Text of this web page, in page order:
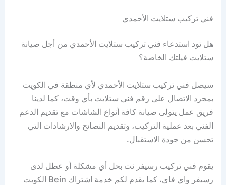
فني تركيب ستلايت الأحمدي
هل تود استدعاء فني تركيب ستلايت الأحمدي من أجل صيانة
ستلايت فيلتك الخاصة؟
سيصل فني تركيب ستلايت الأحمدي لأي منطقة في الكويت
بمجرد الاتصال على رقم فني ستلايت بأي وقت، كما لدينا
فريق عمل يتولى صيانة كافة أنواع الشاشات مع تقديم الدعم
الفني بعد عملية التركيب، وتقديم النصائح والارشادات التي
تحسن من جودة الاستقبال.
يقوم فني تركيب رسيفر نت بحل أي مشكلة أو عطل لدى
رسيفر واي فاي، كما يقدم لكم خدمة اشتراك Bein الكويت